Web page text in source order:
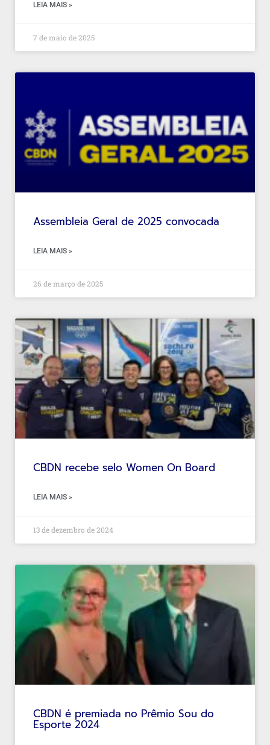
LEIA MAIS »
7 de maio de 2025
Assembleia Geral de 2025 convocada
LEIA MAIS »
26 de março de 2025
CBDN recebe selo Women On Board
LEIA MAIS »
13 de dezembro de 2024
CBDN é premiada no Prêmio Sou do
Esporte 2024